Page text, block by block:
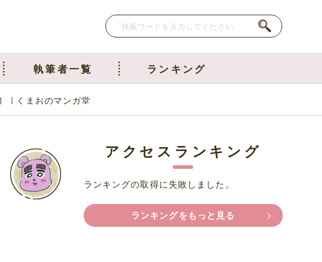
執筆者一覧 ランキング
｜くまおのマンガ堂
アクセスランキング
ランキングの取得に失敗しました。
ランキングをもっと見る